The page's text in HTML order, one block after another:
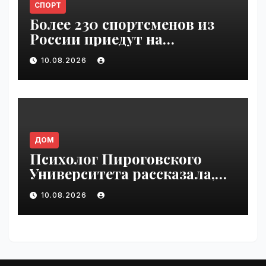
СПОРТ
Более 230 спортсменов из
России приедут на
Всемирные игры
кочевников | VseTime.ru
10.08.2026
ДОМ
Психолог Пироговского
Университета рассказала,
как мозг создаёт слуховые
иллюзии | VseTime.ru
10.08.2026